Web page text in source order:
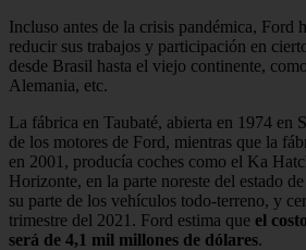
Incluso antes de la crisis pandémica, Ford
reducir sus trabajos y participación en
desde Brasil hasta el viejo continente,
Alemania, etc.
La fábrica en Taubaté, abierta en 1974 en
de los motores de Ford, mientras que la
en 2001, producía coches como el Ka
Horizonte, en la parte noreste del estado
su parte de los vehículos todo-terreno, y
trimestre del 2021. Ford estima que el
será de 4,1 mil millones de dólares.